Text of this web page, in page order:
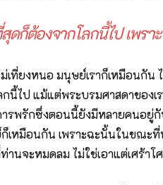
ก็ต้องจากโลกนี้ไป เพร
ยงหนอ มนุษย์เราก็เหมือนกัน
นี้ไป แม้แต่พระบรมศาสดาขอ
รพรักซึ่งตอนนี้ยังมีหลายคนอยู่
หมือนกัน เพราะฉะนั้นในขณะ
จะหมดลม ไม่ใช่เอาแต่เศร้าโ